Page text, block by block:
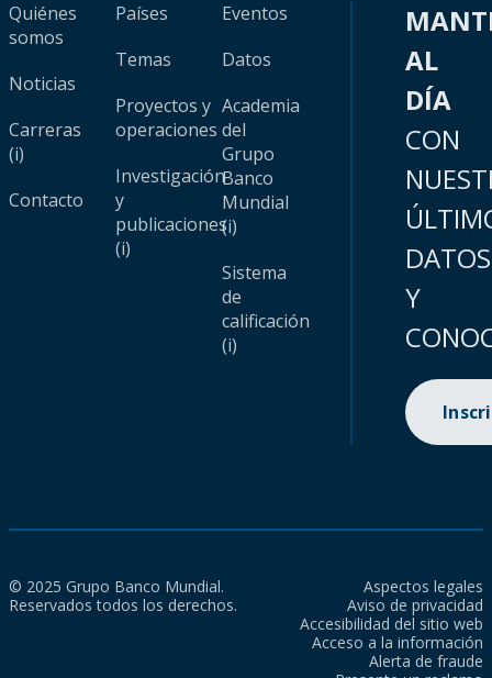
Quiénes
somos
Noticias
Carreras
(i)
Contacto
Países
Temas
Proyectos y
operaciones
Investigación
y
publicaciones
(i)
Eventos
Datos
Academia
del
Grupo
Banco
Mundial
(i)
Sistema
de
calificación
(i)
AL
DÍA
CON
DATOS
Y
© 2025 Grupo Banco Mundial.
Reservados todos los derechos.
Aspectos legales
Aviso de privacidad
Accesibilidad del sitio web
Acceso a la información
Alerta de fraude